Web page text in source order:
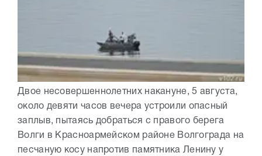
Двое несовершеннолетних накануне, 5 августа,
около девяти часов вечера устроили опасный
заплыв, пытаясь добраться с правого берега
Волги в Красноармейском районе Волгограда на
песчаную косу напротив памятника Ленину у